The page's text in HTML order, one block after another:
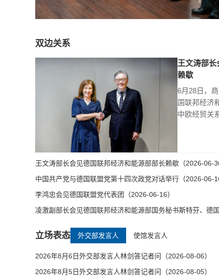
双边关系
王文涛部
赖歇
6月28日，
国联邦经济
中欧经贸关
王文涛部长会见德国联邦经济和能源部部长赖歇（2026-06-
中国共产党与德国联盟党第十四次政党对话举行（2026-06-
李鸿忠会见德国联盟党代表团（2026-06-16）
凌激副部长会见德国联邦经济和能源部国务秘书斯特芬、德
立场表态 外交部发言人 使馆发言人
2026年8月6日外交部发言人林剑答记者问（2026-08-06）
2026年8月5日外交部发言人林剑答记者问（2026-08-05）